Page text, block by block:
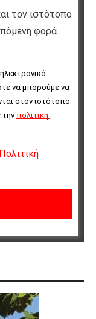
τον ιστότοπο
φορά
να μπορούμε να
στον ιστότοπο.
την πολιτική
Πολιτική